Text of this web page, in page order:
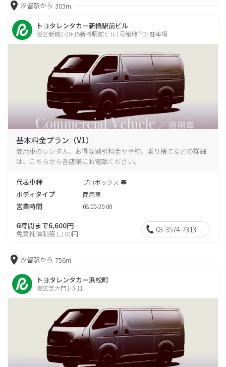
汐留駅から 303m
トヨタレンタカー新橋駅前ビル
港区新橋2-20-15新橋駅前ビル1号館地下2F駐車場
基本料金プラン（V1）
商用車のレンタル、お得な割引料金や予約、乗り捨てなどの詳細
は、こちらから各店舗にお電話ください。
代表車種 プロボックス 等
ボディタイプ 商用車
営業時間 08:00-20:00
6時間まで6,600円
免責補償制度1,100円 03-3574-7313
汐留駅から 756m
トヨタレンタカー浜松町
港区芝大門1-3-11